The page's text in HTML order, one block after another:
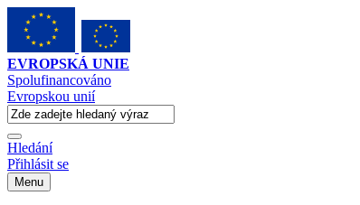
EVROPSKÁ UNIE
Spolufinancováno
Evropskou unií
Hledání
Přihlásit se
Menu